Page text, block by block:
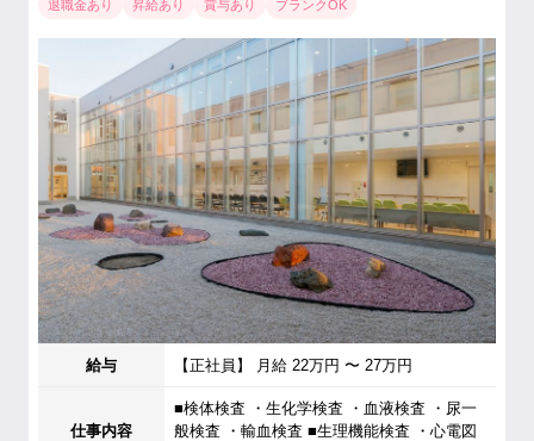
退職金あり
昇給あり 賞与あり ブランクOK
給与 【正社員】 月給 22万円 〜 27万円
仕事内容
■検体検査 ・生化学検査 ・血液検査 ・尿一
般検査 ・輸血検査 ■生理機能検査 ・心電図